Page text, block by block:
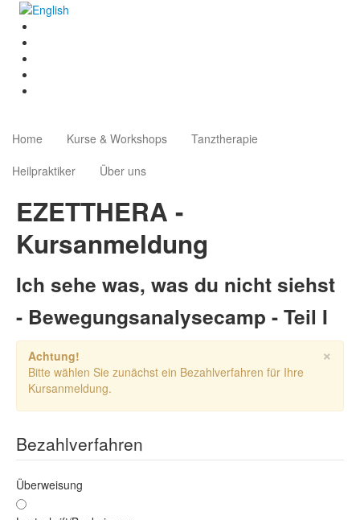
Home Kurse & Workshops
Tanztherapie
Heilpraktiker
Über uns
EZETTHERA -
Kursanmeldung
Ich sehe was, was du nicht siehst
- Bewegungsanalysecamp - Teil I
×
Achtung!
Bitte wählen Sie zunächst ein Bezahlverfahren für Ihre
Kursanmeldung.
Bezahlverfahren
Überweisung